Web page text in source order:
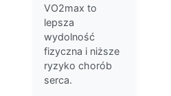
VO2max to
lepsza
wydolność
fizyczna i niższe
ryzyko chorób
serca.